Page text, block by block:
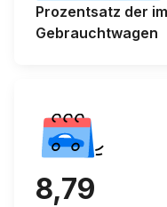
Prozentsatz der
Gebrauchtwagen
8,79